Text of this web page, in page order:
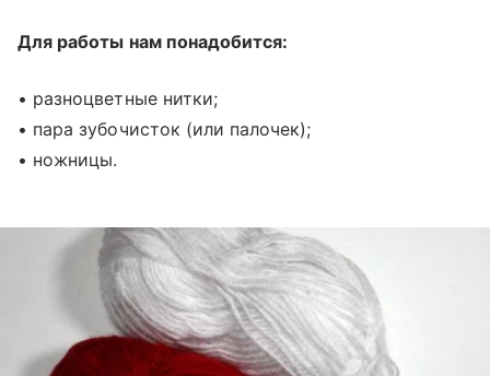
Для работы нам понадобится:
• разноцветные нитки;
• пара зубочисток (или палочек);
• ножницы.